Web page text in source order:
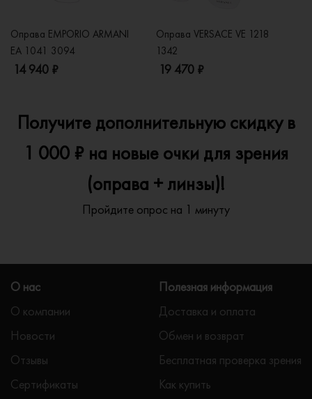
Оправа EMPORIO ARMANI
EA 1041 3094
14 940 ₽
Оправа VERSACE VE 1218
1342
19 470 ₽
Получите дополнительную скидку в
1 000 ₽ на новые очки для зрения
(оправа + линзы)!
Пройдите опрос на 1 минуту
О нас
О компании
Новости
Отзывы
Сертификаты
Полезная информация
Доставка и оплата
Обмен и возврат
Бесплатная проверка зрения
Как купить